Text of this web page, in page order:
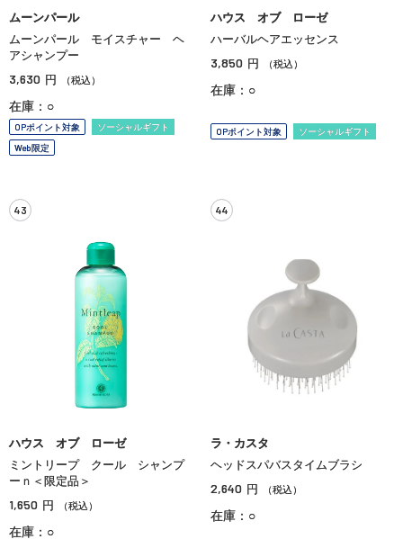
ムーンパール
ムーンパール モイスチャー ヘ
アシャンプー
3,630 円 （税込）
在庫：○
OPポイント対象
ソーシャルギフト
Web限定
ハウス オブ ローゼ
ハーバルヘアエッセンス
3,850 円 （税込）
在庫：○
OPポイント対象 ソーシャルギフト
43
ハウス オブ ローゼ
ミントリープ クール シャンプ
ーｎ＜限定品＞
1,650 円 （税込）
在庫：○
44
ラ・カスタ
ヘッドスパバスタイムブラシ
2,640 円 （税込）
在庫：○